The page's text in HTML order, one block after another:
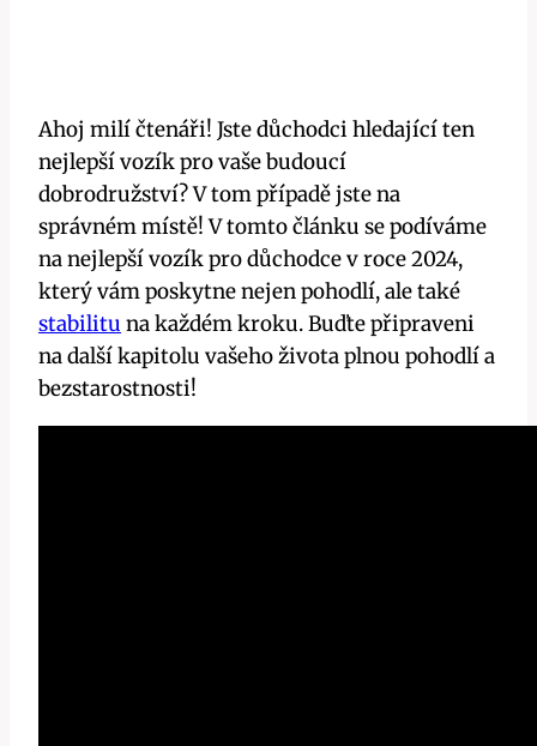
Ahoj milí čtenáři! Jste důchodci hledající ten
nejlepší vozík pro vaše budoucí
dobrodružství? V tom případě jste na
správném místě! V tomto článku se podíváme
na nejlepší vozík pro důchodce v roce 2024,
který vám poskytne nejen pohodlí, ale také
stabilitu na každém kroku. Buďte připraveni
na další kapitolu vašeho života plnou pohodlí a
bezstarostnosti!